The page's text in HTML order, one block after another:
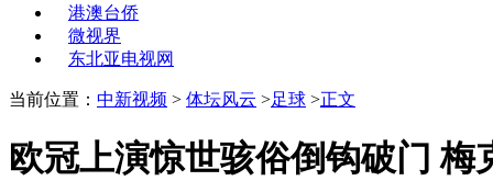
港澳台侨
微视界
东北亚电视网
当前位置： 中新视频 > 体坛风云 >足球 >正文
欧冠上演惊世骇俗倒钩破门 梅